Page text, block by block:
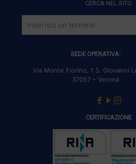
CERCA NEL SITO
SEDE OPERATIVA:
Via Monte Fiorino, 1 S. Giovanni
37057 – Verona
CERTIFICAZIONE